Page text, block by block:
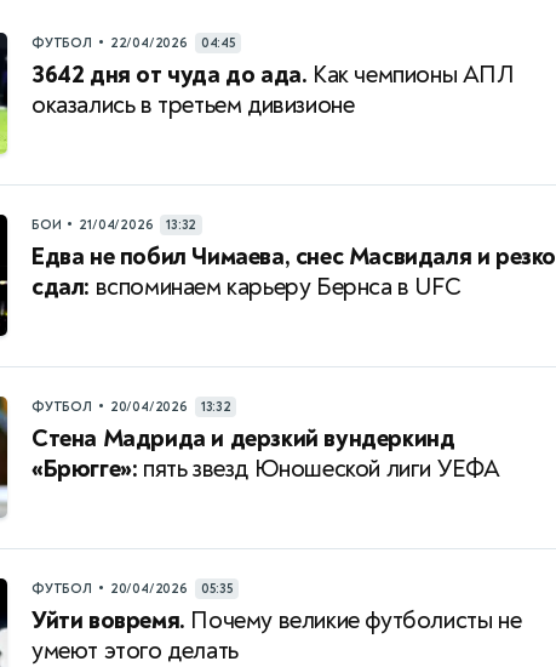
ФУТБОЛ • 22/04/2026 04:45
3642 дня от чуда до ада. Как чемпионы АПЛ
оказались в третьем дивизионе
БОИ • 21/04/2026 13:32
Едва не побил Чимаева, снес Масвидаля и резко
сдал: вспоминаем карьеру Бернса в UFC
ФУТБОЛ • 20/04/2026 13:32
Стена Мадрида и дерзкий вундеркинд
«Брюгге»: пять звезд Юношеской лиги УЕФА
ФУТБОЛ • 20/04/2026 05:35
Уйти вовремя. Почему великие футболисты не
умеют этого делать